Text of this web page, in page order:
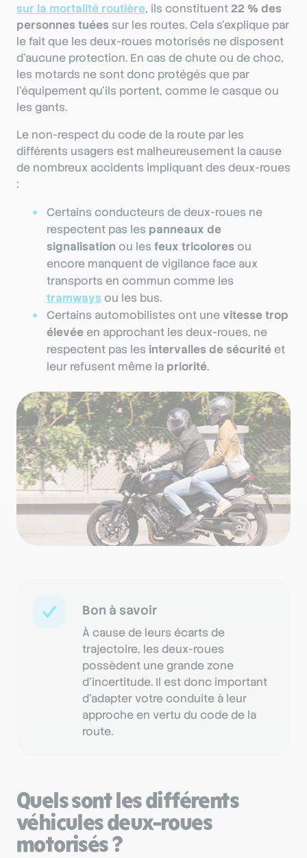
sur la mortalité routière, ils constituent22 % des
personnes tuées sur les routes. Cela s’explique par
le fait que les deux-roues motorisés ne disposent
d’aucune protection. En cas de chute ou de choc,
les motards ne sont donc protégés que par
l’équipement qu’ils portent, comme le casque ou
les gants.
Le non-respect du code de la route par les
différents usagers est malheureusement la cause
de nombreux accidents impliquant des deux-roues
:
Certains conducteurs de deux-roues ne
respectent pas les panneaux de
signalisation ou les feux tricoloresou
encore manquent de vigilance face aux
transports en commun comme les
tramways ou les bus.
Certains automobilistes ont unevitesse trop
élevéeen approchant les deux-roues, ne
respectent pas les intervalles de sécuritéet
leur refusent même la priorité.
Bon à savoir
À cause de leurs écarts de
trajectoire, les deux-roues
possèdent une grande zone
d’incertitude. Il est donc important
d’adapter votre conduite à leur
approche en vertu du code de la
route.
Quels sont les différents
véhicules deux-roues
motorisés ?